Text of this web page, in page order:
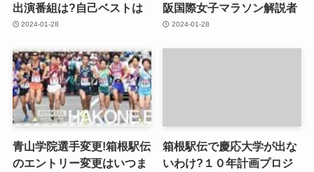
出演番組は?自己ベストは
2024-01-28
阪国際女子マラソン解説者
2024-01-28
青山学院選手変更!箱根駅伝
のエントリー変更はいつま
箱根駅伝で慶応大学が出な
いわけ?１０年計画プロジ